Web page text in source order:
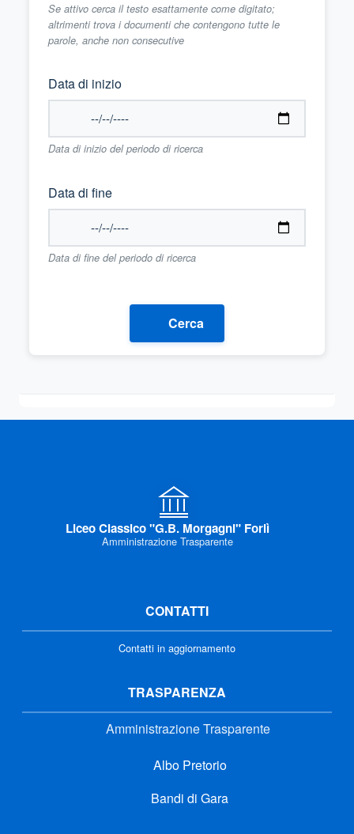
Se attivo cerca il testo esattamente come digitato;
altrimenti trova i documenti che contengono tutte le
parole, anche non consecutive
Data di inizio
Data di inizio del periodo di ricerca
Data di fine
Data di fine del periodo di ricerca
Cerca
Liceo Classico "G.B. Morgagni" Forlì
Amministrazione Trasparente
CONTATTI
Contatti in aggiornamento
TRASPARENZA
Amministrazione Trasparente
Albo Pretorio
Bandi di Gara